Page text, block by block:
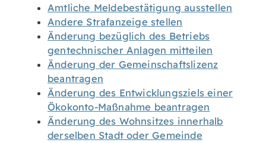
Amtliche Meldebestätigung ausstellen
Andere Strafanzeige stellen
Änderung bezüglich des Betriebs
gentechnischer Anlagen mitteilen
Änderung der Gemeinschaftslizenz
beantragen
Änderung des Entwicklungsziels einer
Ökokonto-Maßnahme beantragen
Änderung des Wohnsitzes innerhalb
derselben Stadt oder Gemeinde